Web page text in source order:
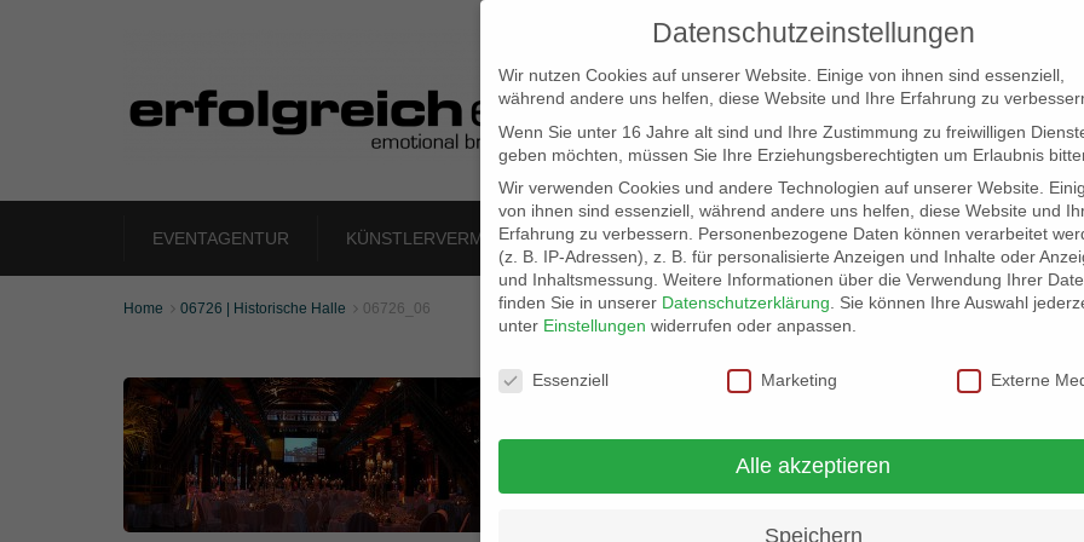
EVENTAGENTUR KÜNSTLERVERMITTLUNG LOCATION SCOUT ELB-LOCATION: PANORAMA
Home  06726 | Historische Halle  06726_06
Datenschutzeinstellungen
Wir nutzen Cookies auf unserer Website. Einige von ihnen sind essenziell,
während andere uns helfen, diese Website und Ihre Erfahrung zu
Wenn Sie unter 16 Jahre alt sind und Ihre Zustimmung zu freiwilligen
geben möchten, müssen Sie Ihre Erziehungsberechtigten um Erlaubnis
Wir verwenden Cookies und andere Technologien auf unserer Website.
von ihnen sind essenziell, während andere uns helfen, diese Website und
Erfahrung zu verbessern.
Personenbezogene Daten können verarbeitet
(z. B. IP-Adressen), z. B. für personalisierte Anzeigen und Inhalte oder
und Inhaltsmessung. Weitere Informationen über die Verwendung Ihrer
finden Sie in unserer Datenschutzerklärung
Sie können Ihre Auswahl
unter Einstellungen widerrufen oder anpassen.
Datenschutzeinstellungen
Essenziell Marketing Externe
Alle akzeptieren
Speichern